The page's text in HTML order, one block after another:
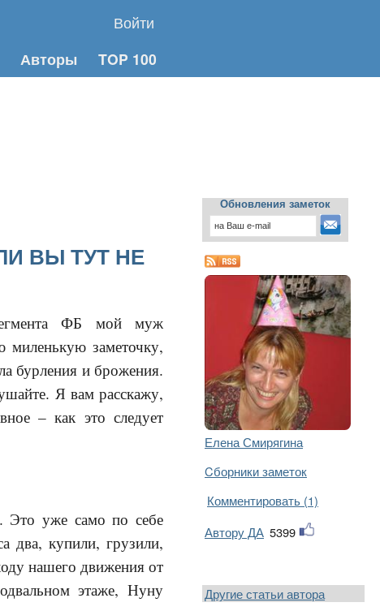
Войти
Авторы TOP 100
ВЫ ТУТ НЕ
ФБ мой муж
миленькую заметочку,
бурления и брожения.
Я вам расскажу,
– как это следует
уже само по себе
два, купили, грузили,
нашего движения от
этаже, Нуну
Обновления заметок
Елена Смирягина
Cборники заметок
Комментировать (1)
Автору ДА 5399
Другие статьи автора